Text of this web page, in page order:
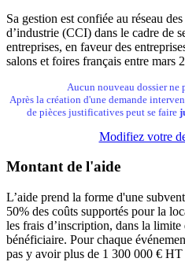
Sa gestion est confiée au réseau
d’industrie (CCI) dans le cadre de
entreprises, en faveur des
salons et foires français entre mars
Aucun nouveau dossier ne
Après la création d'une demande
de pièces justificatives peut se faire
Modifiez votre
Montant de l'aide
L’aide prend la forme d'une
50% des coûts supportés pour la
les frais d’inscription, dans la
bénéficiaire. Pour chaque
pas y avoir plus de 1 300 000 €